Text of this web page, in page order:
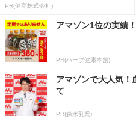
PR(健商株式会社)
アマゾン1位の実績
PR(ハーブ健康本舗)
アマゾンで大人気！
て
PR(森永乳業)